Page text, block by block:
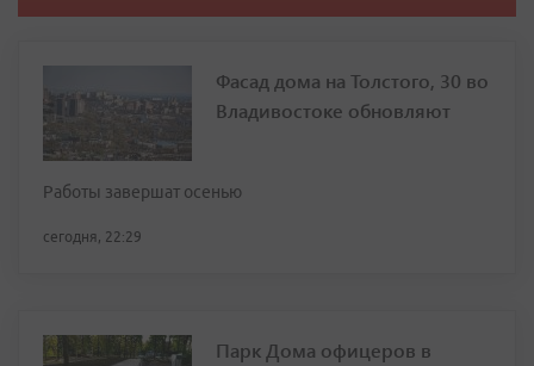
Фасад дома на Толстого, 30 во
Владивостоке обновляют
Работы завершат осенью
сегодня, 22:29
Парк Дома офицеров в